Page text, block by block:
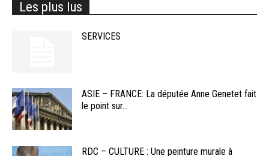
Les plus lus
SERVICES
ASIE – FRANCE: La députée Anne Genetet fait
le point sur...
RDC – CULTURE : Une peinture murale à